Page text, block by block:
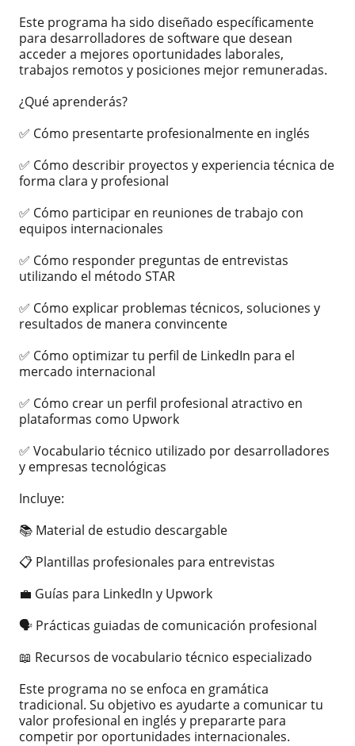
Este programa ha sido diseñado específicamente
para desarrolladores de software que desean
acceder a mejores oportunidades laborales,
trabajos remotos y posiciones mejor remuneradas.
¿Qué aprenderás?
✅ Cómo presentarte profesionalmente en inglés
✅ Cómo describir proyectos y experiencia técnica de
forma clara y profesional
✅ Cómo participar en reuniones de trabajo con
equipos internacionales
✅ Cómo responder preguntas de entrevistas
utilizando el método STAR
✅ Cómo explicar problemas técnicos, soluciones y
resultados de manera convincente
✅ Cómo optimizar tu perfil de LinkedIn para el
mercado internacional
✅ Cómo crear un perfil profesional atractivo en
plataformas como Upwork
✅ Vocabulario técnico utilizado por desarrolladores
y empresas tecnológicas
Incluye:
📚 Material de estudio descargable
📋 Plantillas profesionales para entrevistas
💼 Guías para LinkedIn y Upwork
🗣️ Prácticas guiadas de comunicación profesional
📖 Recursos de vocabulario técnico especializado
Este programa no se enfoca en gramática
tradicional. Su objetivo es ayudarte a comunicar tu
valor profesional en inglés y prepararte para
competir por oportunidades internacionales.